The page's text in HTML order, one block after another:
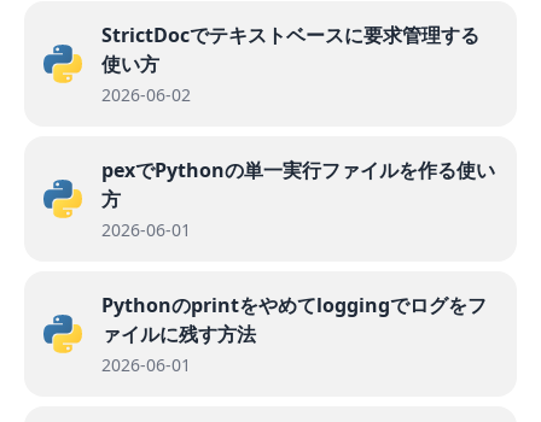
StrictDocでテキストベースに要求管理する
使い方
2026-06-02
pexでPythonの単一実行ファイルを作る使い
方
2026-06-01
Pythonのprintをやめてloggingでログをフ
ァイルに残す方法
2026-06-01